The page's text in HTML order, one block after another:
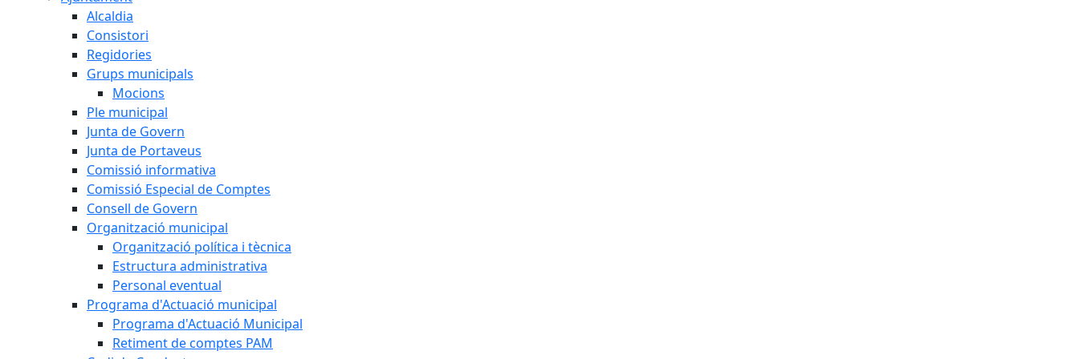
Alcaldia
Consistori
Regidories
Grups municipals
Mocions
Ple municipal
Junta de Govern
Junta de Portaveus
Comissió informativa
Comissió Especial de Comptes
Consell de Govern
Organització municipal
Organització política i tècnica
Estructura administrativa
Personal eventual
Programa d'Actuació municipal
Programa d'Actuació Municipal
Retiment de comptes PAM